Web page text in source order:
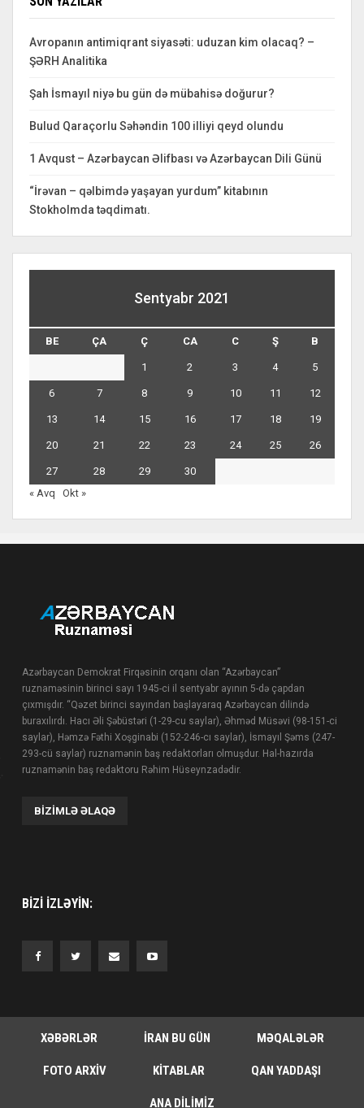
Avropanın antimiqrant siyasəti: uduzan kim olacaq? –
ŞƏRH Analitika
Şah İsmayıl niyə bu gün də mübahisə doğurur?
Bulud Qaraçorlu Səhəndin 100 illiyi qeyd olundu
1 Avqust – Azərbaycan Əlifbası və Azərbaycan Dili Günü
“İrəvan – qəlbimdə yaşayan yurdum” kitabının
Stokholmda təqdimatı.
Sentyabr 2021
BE ÇA Ç CA C Ş B
1 2 3 4 5
6 7 8 9 10 11 12
13 14 15 16 17 18 19
20 21 22 23 24 25 26
27 28 29
30
« Avq
Okt »
Azərbaycan Demokrat Firqəsinin orqanı olan “Azərbaycan”
ruznaməsinin birinci sayı 1945-ci il sentyabr ayının 5-də çapdan
çıxmışdır. “Qəzet birinci sayından başlayaraq Azərbaycan dilində
buraxılırdı. Hacı Əli Şəbüstəri (1-29-cu saylar), Əhməd Müsəvi (98-151-ci
saylar), Həmzə Fəthi Xoşginabi (152-246-cı saylar), İsmayıl Şəms (247-
293-cü saylar) ruznamənin baş redaktorları olmuşdur. Hal-hazırda
ruznamənin baş redaktoru Rəhim Hüseynzadədir.
BIZIMLƏ ƏLAQƏ
BIZI IZLƏYIN:
XƏBƏRLƏR İRAN BU GÜN MƏQALƏLƏR
FOTO ARXIV KITABLAR QAN YADDAŞI
ANA DILIMIZ